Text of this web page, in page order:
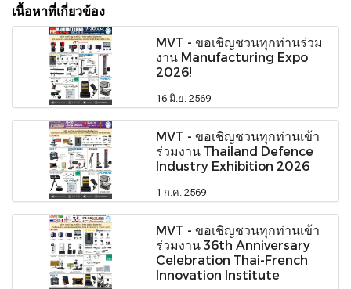
เนื้อหาที่เกี่ยวข้อง
MVT - ขอเชิญชวนทุกท่านร่วม
งาน Manufacturing Expo
2026!
16 มิ.ย. 2569
MVT - ขอเชิญชวนทุกท่านเข้า
ร่วมงาน Thailand Defence
Industry Exhibition 2026
1 ก.ค. 2569
MVT - ขอเชิญชวนทุกท่านเข้า
ร่วมงาน 36th Anniversary
Celebration Thai-French
Innovation Institute